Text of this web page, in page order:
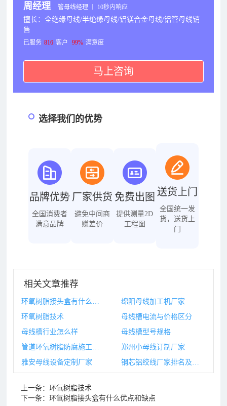
周经理 管母线经理 丨 10秒内响应
擅长：全绝缘母线/半绝缘母线/铝镁合金母线/铝管母线销
售
已服务 816 客户 99% 满意度
马上咨询
选择我们的优势
品牌优势
全国消费者
满意品牌
厂家供货
避免中间商
赚差价
免费出图
提供测量2D
工程图
送货上门
全国统一发
货，送货上
门
相关文章推荐
绵阳母线加工机厂家
环氧树脂技术
母线槽电流与价格区分
母线槽行业怎么样
母线槽型号规格
郑州小母线订制厂家
雅安母线设备定制厂家
上一条：环氧树脂技术
下一条：环氧树脂接头盒有什么优点和缺点